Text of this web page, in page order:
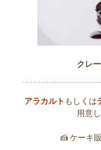
クレ
アラカルト もしくは
用意
🍰 ケーキ